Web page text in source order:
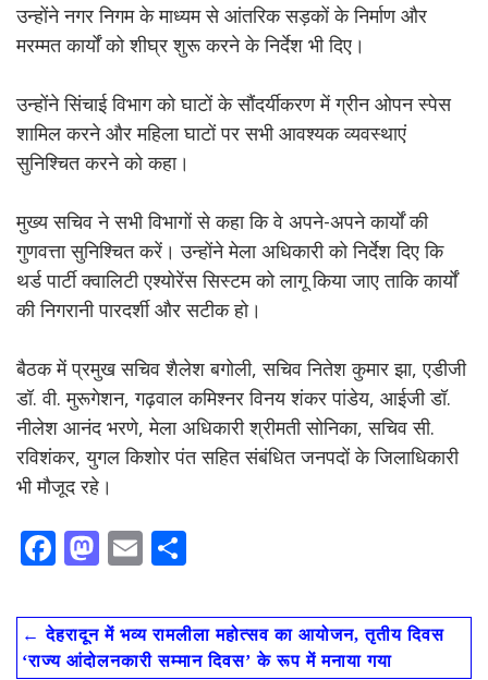
उन्होंने नगर निगम के माध्यम से आंतरिक सड़कों के निर्माण और
मरम्मत कार्यों को शीघ्र शुरू करने के निर्देश भी दिए।
उन्होंने सिंचाई विभाग को घाटों के सौंदर्यीकरण में ग्रीन ओपन स्पेस
शामिल करने और महिला घाटों पर सभी आवश्यक व्यवस्थाएं
सुनिश्चित करने को कहा।
मुख्य सचिव ने सभी विभागों से कहा कि वे अपने-अपने कार्यों की
गुणवत्ता सुनिश्चित करें। उन्होंने मेला अधिकारी को निर्देश दिए कि
थर्ड पार्टी क्वालिटी एश्योरेंस सिस्टम को लागू किया जाए ताकि कार्यों
की निगरानी पारदर्शी और सटीक हो।
बैठक में प्रमुख सचिव शैलेश बगोली, सचिव नितेश कुमार झा, एडीजी
डॉ. वी. मुरूगेशन, गढ़वाल कमिश्नर विनय शंकर पांडेय, आईजी डॉ.
नीलेश आनंद भरणे, मेला अधिकारी श्रीमती सोनिका, सचिव सी.
रविशंकर, युगल किशोर पंत सहित संबंधित जनपदों के जिलाधिकारी
भी मौजूद रहे।
F
e
b
M
to
d
E
ai
l
ar
e
← देहरादून में भव्य रामलीला महोत्सव का आयोजन, तृतीय दिवस
‘राज्य आंदोलनकारी सम्मान दिवस’ के रूप में मनाया गया